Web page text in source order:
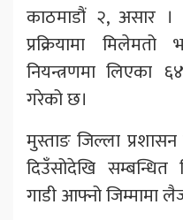
काठमाडौं २, असार
प्रक्रियामा
नियन्त्रणमा लिएका
गरेको छ।
मुस्ताङ जिल्ला
दिउँसोदेखि
गाडी आफ्नो जिम्मामा